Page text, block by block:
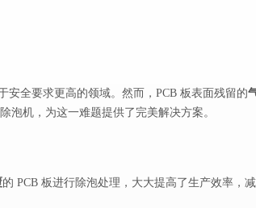
安全要求更高的领域。然而， PCB 板表面残留的
泡机，为这一难题提供了完美解决方案。
的 PCB 板进行除泡处理，大大提高了生产效率，